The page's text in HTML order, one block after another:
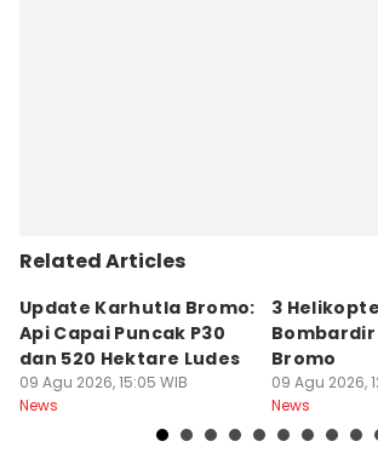
Related Articles
Update Karhutla Bromo:
Api Capai Puncak P30
dan 520 Hektare Ludes
09 Agu 2026, 15:05 WIB
News
3
Bromo
09 Agu 2026,
News